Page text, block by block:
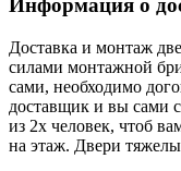
Информация о
Доставка и монтаж
силами монтажной
сами, необходимо
доставщик и вы сами
из 2х человек, чтоб
на этаж. Двери